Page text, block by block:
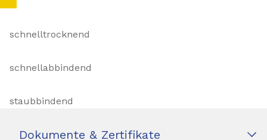
schnelltrocknend
schnellabbindend
staubbindend
Dokumente & Zertifikate